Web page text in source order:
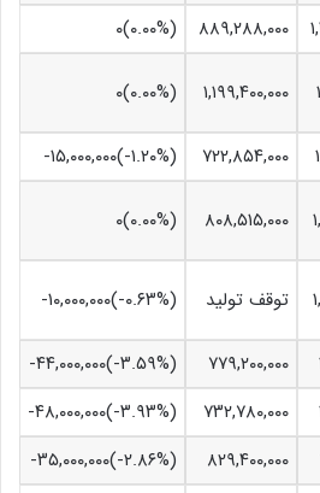
۸۸۹,۲۸۸,۰۰۰
(۰.۰۰%)۰
۱,۱۹۹,۴۰۰,۰۰۰ (۰.۰۰%)۰
۷۲۲,۸۵۴,۰۰۰
(‎-۱.۲۰%‏)‎-۱۵,۰۰۰,۰۰۰‏
۸۰۸,۵۱۵,۰۰۰ (۰.۰۰%)۰
توقف تولید (‎-۰.۶۳%‏)‎-۱۰,۰۰۰,۰۰۰‏
۷۷۹,۲۰۰,۰۰۰
(‎-۳.۵۹%‏)‎-۴۴,۰۰۰,۰۰۰‏
۷۳۲,۷۸۰,۰۰۰
(‎-۳.۹۳%‏)‎-۴۸,۰۰۰,۰۰۰‏
۸۲۹,۴۰۰,۰۰۰
(‎-۲.۸۶%‏)‎-۳۵,۰۰۰,۰۰۰‏